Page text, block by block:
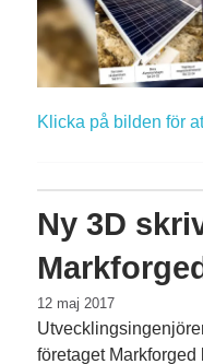
Klicka på bilden för
Ny 3D
Markforged
12 maj 2017
företaget